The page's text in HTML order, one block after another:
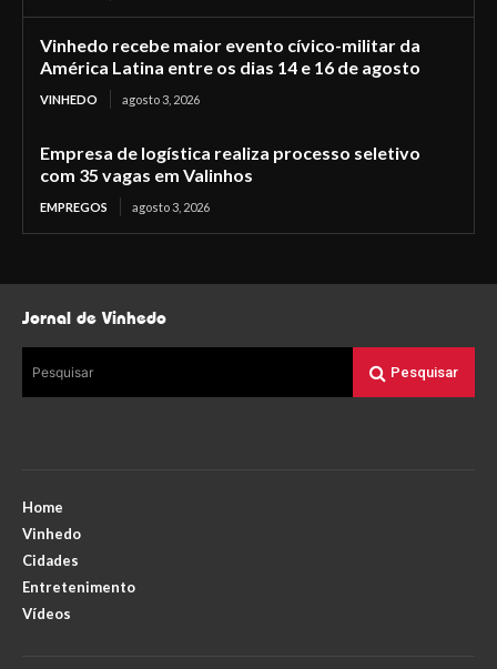
Vinhedo recebe maior evento cívico-militar da
América Latina entre os dias 14 e 16 de agosto
VINHEDO agosto 3, 2026
Empresa de logística realiza processo seletivo
com 35 vagas em Valinhos
EMPREGOS agosto 3, 2026
Jornal de Vinhedo
Pesquisar Pesquisar
Home
Vinhedo
Cidades
Entretenimento
Vídeos